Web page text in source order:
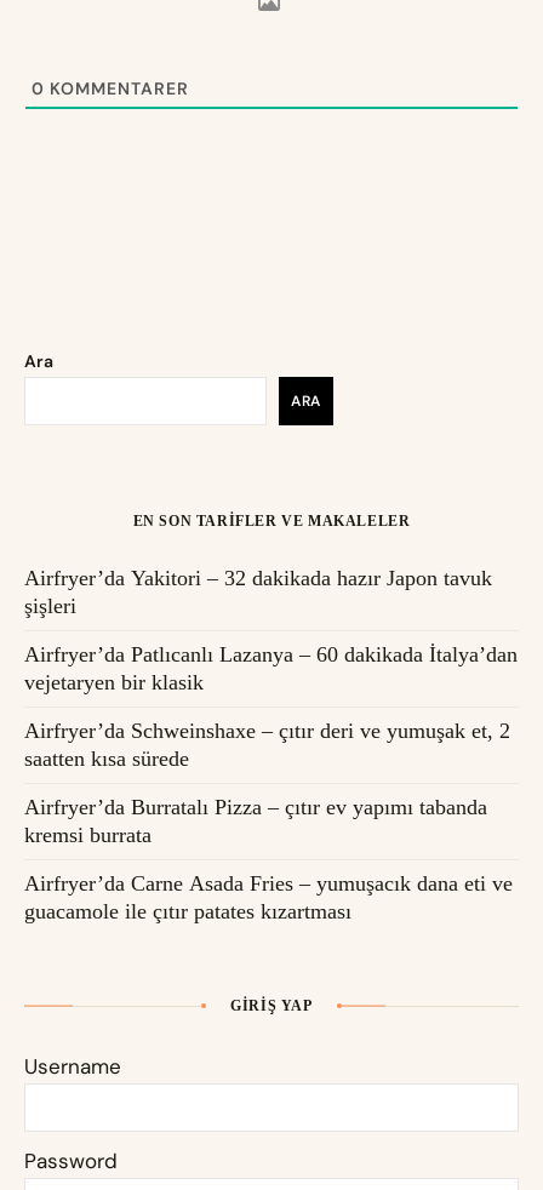
0 KOMMENTARER
Ara
ARA
EN SON TARIFLER VE MAKALELER
Airfryer’da Yakitori – 32 dakikada hazır Japon tavuk
şişleri
Airfryer’da Patlıcanlı Lazanya – 60 dakikada İtalya’dan
vejetaryen bir klasik
Airfryer’da Schweinshaxe – çıtır deri ve yumuşak et, 2
saatten kısa sürede
Airfryer’da Burratalı Pizza – çıtır ev yapımı tabanda
kremsi burrata
Airfryer’da Carne Asada Fries – yumuşacık dana eti ve
guacamole ile çıtır patates kızartması
GIRIŞ YAP
Username
Password